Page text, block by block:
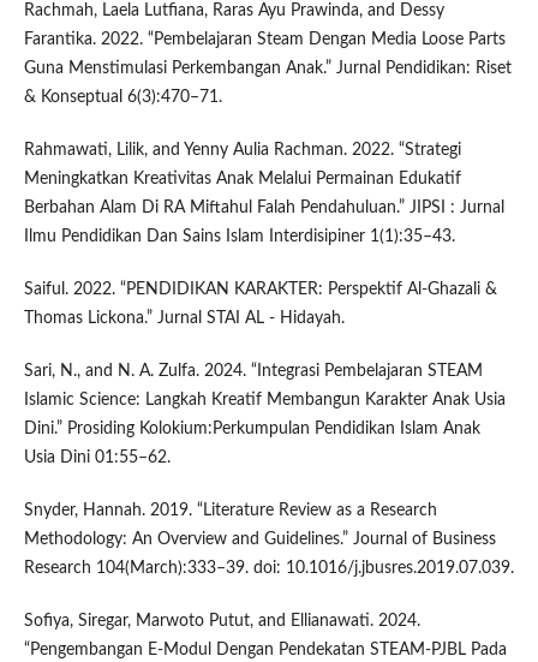
Rachmah, Laela Lutfiana, Raras Ayu Prawinda, and Dessy
Farantika. 2022. “Pembelajaran Steam Dengan Media Loose Parts
Guna Menstimulasi Perkembangan Anak.” Jurnal Pendidikan: Riset
& Konseptual 6(3):470–71.
Rahmawati, Lilik, and Yenny Aulia Rachman. 2022. “Strategi
Meningkatkan Kreativitas Anak Melalui Permainan Edukatif
Berbahan Alam Di RA Miftahul Falah Pendahuluan.” JIPSI : Jurnal
Ilmu Pendidikan Dan Sains Islam Interdisipiner 1(1):35–43.
Saiful. 2022. “PENDIDIKAN KARAKTER: Perspektif Al-Ghazali &
Thomas Lickona.” Jurnal STAI AL - Hidayah.
Sari, N., and N. A. Zulfa. 2024. “Integrasi Pembelajaran STEAM
Islamic Science: Langkah Kreatif Membangun Karakter Anak Usia
Dini.” Prosiding Kolokium:Perkumpulan Pendidikan Islam Anak
Usia Dini 01:55–62.
Snyder, Hannah. 2019. “Literature Review as a Research
Methodology: An Overview and Guidelines.” Journal of Business
Research 104(March):333–39. doi: 10.1016/j.jbusres.2019.07.039.
Sofiya, Siregar, Marwoto Putut, and Ellianawati. 2024.
“Pengembangan E-Modul Dengan Pendekatan STEAM-PJBL Pada